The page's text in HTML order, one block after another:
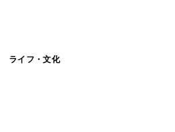
ライフ・文化